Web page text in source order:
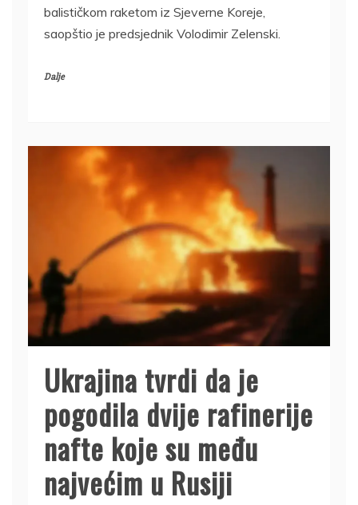
balističkom raketom iz Sjeverne Koreje,
saopštio je predsjednik Volodimir Zelenski.
Dalje
Ukrajina tvrdi da je
pogodila dvije rafinerije
nafte koje su među
najvećim u Rusiji